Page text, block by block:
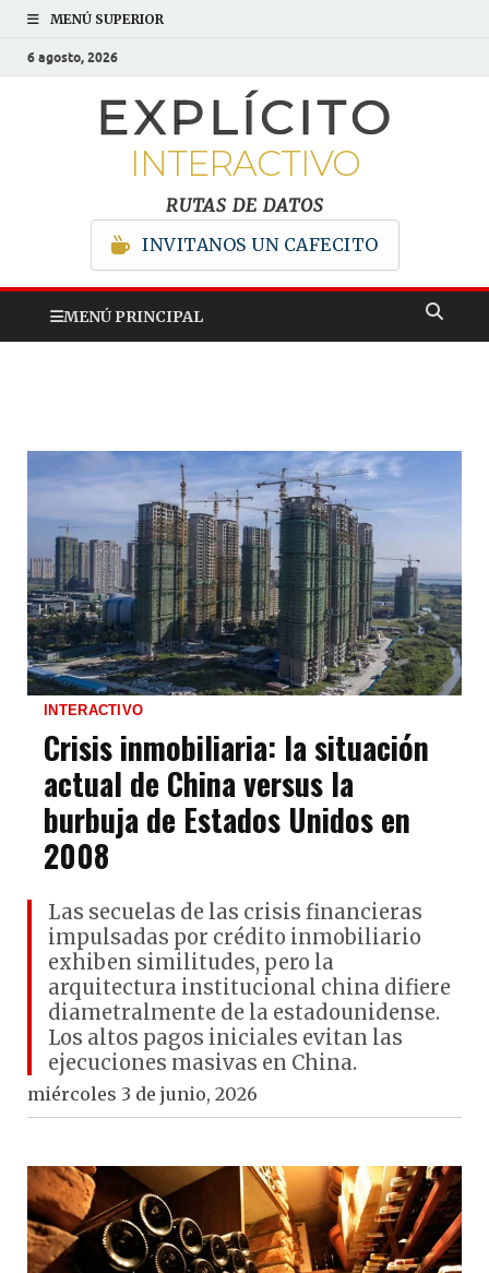
MENÚ SUPERIOR
6 agosto, 2026
EXPLÍCITO
INTERACTIVO
RUTAS DE DATOS
INVITANOS UN CAFECITO
MENÚ PRINCIPAL
INTERACTIVO
Crisis inmobiliaria: la situación
actual de China versus la
burbuja de Estados Unidos en
2008
Las secuelas de las crisis financieras
impulsadas por crédito inmobiliario
exhiben similitudes, pero la
arquitectura institucional china difiere
diametralmente de la estadounidense.
Los altos pagos iniciales evitan las
ejecuciones masivas en China.
miércoles 3 de junio, 2026